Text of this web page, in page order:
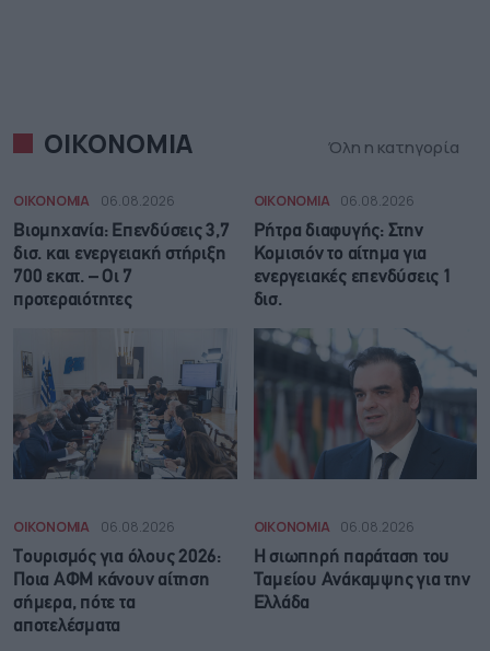
ΟΙΚΟΝΟΜΙΑ Όλη η κατηγορία
ΟΙΚΟΝΟΜΙΑ 06.08.2026
Βιομηχανία: Επενδύσεις 3,7
δισ. και ενεργειακή στήριξη
700 εκατ. – Οι 7
προτεραιότητες
ΟΙΚΟΝΟΜΙΑ 06.08.2026
Ρήτρα διαφυγής: Στην
Κομισιόν το αίτημα για
ενεργειακές επενδύσεις 1
δισ.
ΟΙΚΟΝΟΜΙΑ 06.08.2026
Τουρισμός για όλους 2026:
Ποια ΑΦΜ κάνουν αίτηση
σήμερα, πότε τα
αποτελέσματα
ΟΙΚΟΝΟΜΙΑ 06.08.2026
Η σιωπηρή παράταση του
Ταμείου Ανάκαμψης για την
Ελλάδα